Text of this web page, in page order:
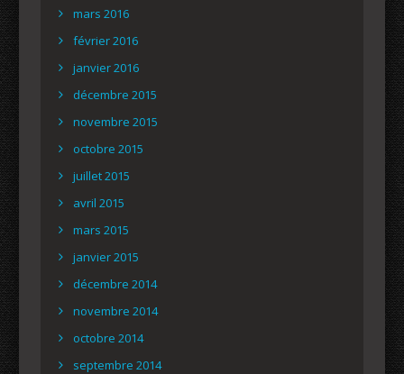
mars 2016
février 2016
janvier 2016
décembre 2015
novembre 2015
octobre 2015
juillet 2015
avril 2015
mars 2015
janvier 2015
décembre 2014
novembre 2014
octobre 2014
septembre 2014